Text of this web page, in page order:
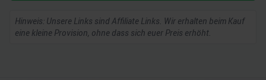
Hinweis: Unsere Links sind Affiliate Links. Wir erhalten beim Kauf
eine kleine Provision, ohne dass sich euer Preis erhöht.